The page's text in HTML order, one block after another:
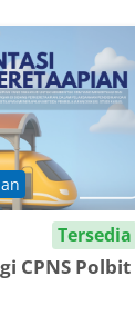
Tersedia
CPNS Polbit